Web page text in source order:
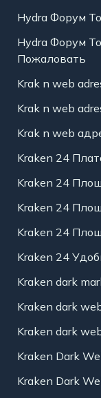
Hydra Форум
Hydra Форум
Пожаловать
Krak n web
Krak n web
Krak n web
Kraken 24
Kraken 24
Kraken 24
Kraken 24
Kraken 24
Kraken dark
Kraken dark
Kraken dark
Kraken Dark
Kraken Dark